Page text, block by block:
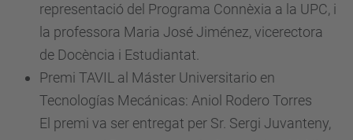
representació del Programa Connèxia a la UPC, i
la professora Maria José Jiménez, vicerectora
de Docència i Estudiantat.
Premi TAVIL al Máster Universitario en
Tecnologías Mecánicas: Aniol Rodero Torres
El premi va ser entregat per Sr. Sergi Juvanteny,